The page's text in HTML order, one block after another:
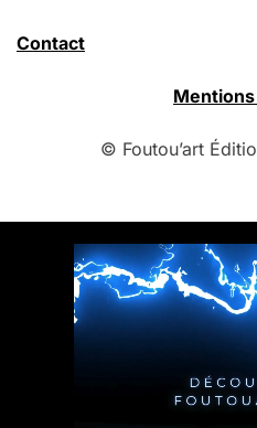
Contact
© Foutou’art